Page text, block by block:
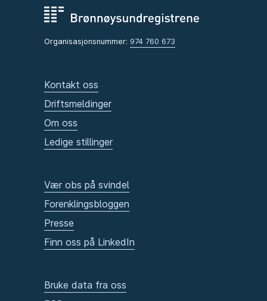
Organisasjonsnummer: 974 760 673
Kontakt oss
Driftsmeldinger
Om oss
Ledige stillinger
Vær obs på svindel
Forenklingsbloggen
Presse
Finn oss på LinkedIn
Bruke data fra oss